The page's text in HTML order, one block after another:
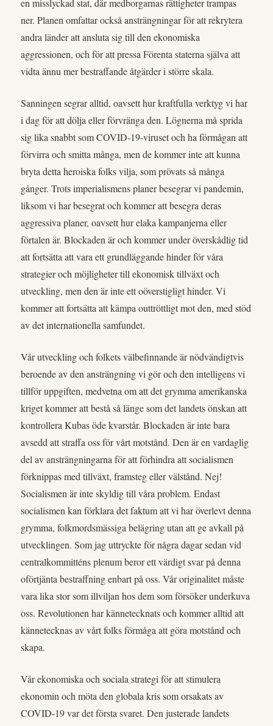
en misslyckad stat, där medborgarnas rättigheter trampas
ner. Planen omfattar också ansträngningar för att rekrytera
andra länder att ansluta sig till den ekonomiska
aggressionen, och för att pressa Förenta staterna själva att
vidta ännu mer bestraffande åtgärder i större skala.
Sanningen segrar alltid, oavsett hur kraftfulla verktyg vi har
i dag för att dölja eller förvränga den. Lögnerna må sprida
sig lika snabbt som COVID-19-viruset och ha förmågan att
förvirra och smitta många, men de kommer inte att kunna
bryta detta heroiska folks vilja, som prövats så många
gånger. Trots imperialismens planer besegrar vi pandemin,
liksom vi har besegrat och kommer att besegra deras
aggressiva planer, oavsett hur elaka kampanjerna eller
förtalen är. Blockaden är och kommer under överskådlig tid
att fortsätta att vara ett grundläggande hinder för våra
strategier och möjligheter till ekonomisk tillväxt och
utveckling, men den är inte ett oöverstigligt hinder. Vi
kommer att fortsätta att kämpa outtröttligt mot den, med stöd
av det internationella samfundet.
Vår utveckling och folkets välbefinnande är nödvändigtvis
beroende av den ansträngning vi gör och den intelligens vi
tillför uppgiften, medvetna om att det grymma amerikanska
kriget kommer att bestå så länge som det landets önskan att
kontrollera Kubas öde kvarstår. Blockaden är inte bara
avsedd att straffa oss för vårt motstånd. Den är en vardaglig
del av ansträngningarna för att förhindra att socialismen
förknippas med tillväxt, framsteg eller välstånd. Nej!
Socialismen är inte skyldig till våra problem. Endast
socialismen kan förklara det faktum att vi har överlevt denna
grymma, folkmordsmässiga belägring utan att ge avkall på
utvecklingen. Som jag uttryckte för några dagar sedan vid
centralkommitténs plenum beror ett värdigt svar på denna
oförtjänta bestraffning enbart på oss. Vår originalitet måste
vara lika stor som illviljan hos dem som försöker underkuva
oss. Revolutionen har kännetecknats och kommer alltid att
kännetecknas av vårt folks förmåga att göra motstånd och
skapa.
Vår ekonomiska och sociala strategi för att stimulera
ekonomin och möta den globala kris som orsakats av
COVID-19 var det första svaret. Den justerade landets